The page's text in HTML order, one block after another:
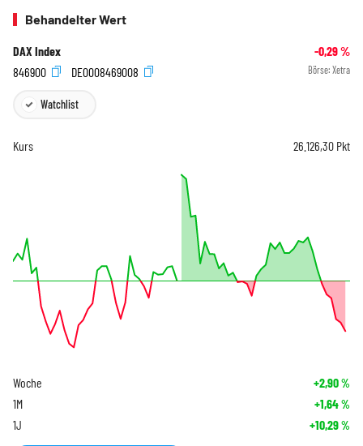
Behandelter Wert
DAX Index -0,29%
846900
DE0008469008 Börse: Xetra
Watchlist
Kurs 26.126,30 Pkt
Woche +2,90%
1M +1,64%
1J +10,29%